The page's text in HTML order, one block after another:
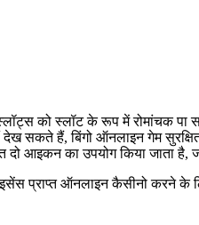
को स्लॉट के रूप में रोमांचक पा
सकते हैं, बिंगो ऑनलाइन गेम
दो आइकन का उपयोग किया जाता
ऑनलाइन कैसीनो करने के